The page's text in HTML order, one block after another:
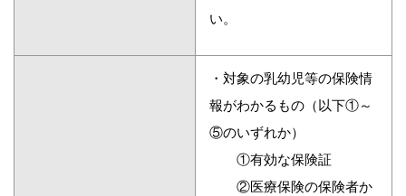
い。
・対象の乳幼児等の保険情
報がわかるもの（以下①～
⑤のいずれか）
①有効な保険証
②医療保険の保険者か